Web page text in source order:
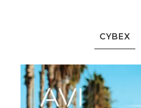
CYBEX